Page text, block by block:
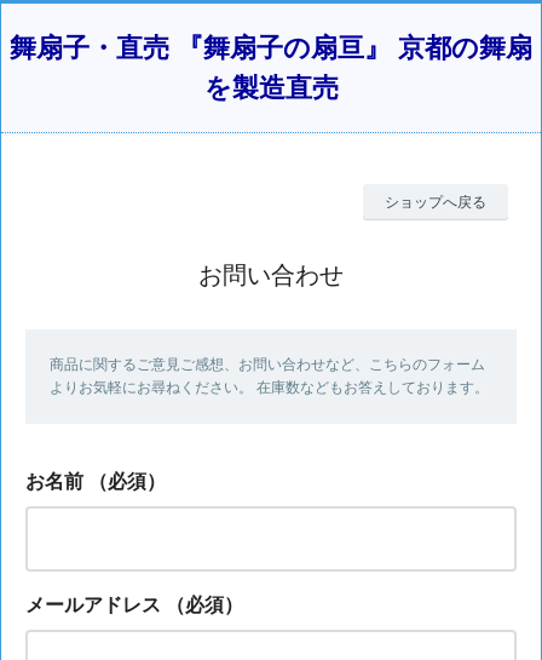
舞扇子・直売 『舞扇子の扇亘』 京都の舞扇
を製造直売
ショップへ戻る
お問い合わせ
商品に関するご意見ご感想、お問い合わせなど、こちらのフォーム
よりお気軽にお尋ねください。 在庫数などもお答えしております。
お名前 （必須）
メールアドレス （必須）